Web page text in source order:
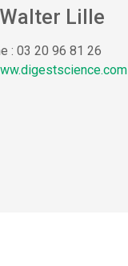
Lille
: 03 20 96 81 26